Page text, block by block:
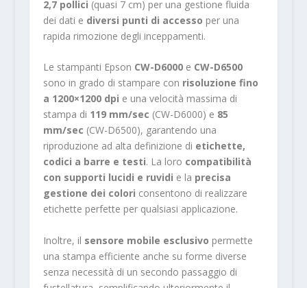
2,7 pollici (quasi 7 cm) per una gestione fluida
dei dati e diversi punti di accesso per una
rapida rimozione degli inceppamenti.
Le stampanti Epson CW-D6000e CW-D6500
sono in grado di stampare con risoluzione fino
a 1200×1200 dpi e una velocità massima di
stampa di 119 mm/sec (CW-D6000) e 85
mm/sec (CW-D6500), garantendo una
riproduzione ad alta definizione di etichette,
codici a barre e testi. La loro compatibilità
con supporti lucidi e ruvidi e la precisa
gestione dei colori consentono di realizzare
etichette perfette per qualsiasi applicazione.
Inoltre, il sensore mobile esclusivo permette
una stampa efficiente anche su forme diverse
senza necessità di un secondo passaggio di